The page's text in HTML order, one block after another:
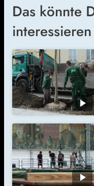
Das könnte
interessieren